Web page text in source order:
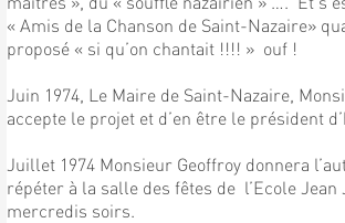
« Amis de la Chanson de Saint-Nazaire»
proposé « si qu’on chantait !!!! » ouf !
Juin 1974, Le Maire de Saint-Nazaire,
accepte le projet et d’en être le président
Juillet 1974 Monsieur Geoffroy donnera
répéter à la salle des fêtes de l’Ecole Jean
mercredis soirs.